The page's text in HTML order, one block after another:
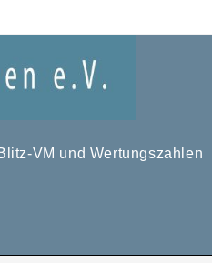
VM und Wertungszahlen